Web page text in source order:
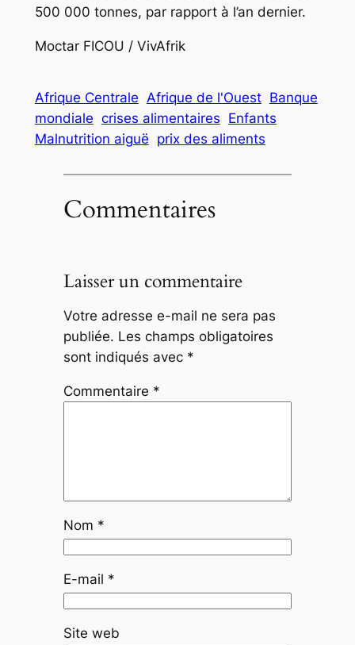
500 000 tonnes, par rapport à l’an dernier.
Moctar FICOU / VivAfrik
Afrique Centrale Afrique de l'Ouest Banque
mondiale crises alimentaires Enfants
Malnutrition aiguë prix des aliments
Commentaires
Laisser un commentaire
Votre adresse e-mail ne sera pas
publiée. Les champs obligatoires
sont indiqués avec *
Commentaire *
Nom *
E-mail *
Site web